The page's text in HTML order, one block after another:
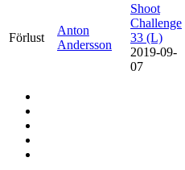
Förlust
Anton
Andersson
Shoot
Challenge
33 (L)
2019-09-
07